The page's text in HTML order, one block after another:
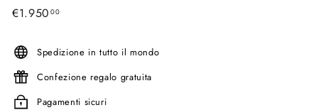
Prezzo
€1.950 00
Spedizione in tutto il mondo
Confezione regalo gratuita
Pagamenti sicuri